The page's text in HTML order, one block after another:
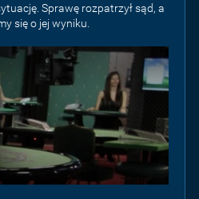
Sprawę rozpatrzył sąd, a
się o jej wyniku.